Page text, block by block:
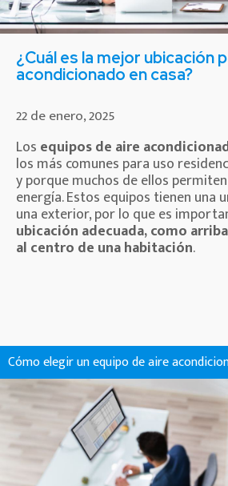
¿Cuál es la mejor ubicación
acondicionado en casa?
22 de enero, 2025
Los equipos de aire
los más comunes para uso
y porque muchos de ellos
energía. Estos equipos tienen una
una exterior, por lo que es
ubicación adecuada, como
al centro de una habitación.
Cómo elegir un equipo de aire